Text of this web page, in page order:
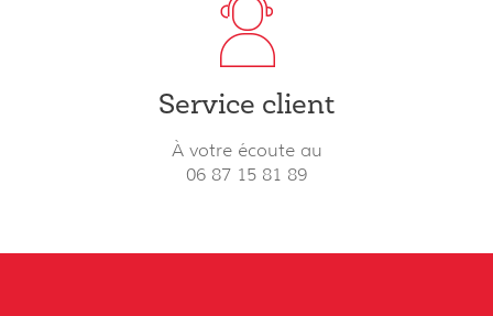
Service client
À votre écoute au
06 87 15 81 89